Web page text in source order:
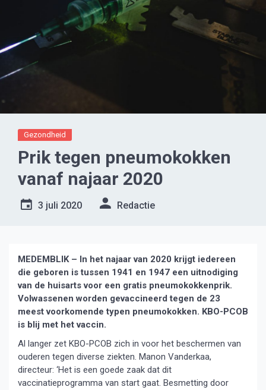
Gezondheid
Prik tegen pneumokokken
vanaf najaar 2020
3 juli 2020 Redactie
MEDEMBLIK – In het najaar van 2020 krijgt iedereen
die geboren is tussen 1941 en 1947 een uitnodiging
van de huisarts voor een gratis pneumokokkenprik.
Volwassenen worden gevaccineerd tegen de 23
meest voorkomende typen pneumokokken. KBO-PCOB
is blij met het vaccin.
Al langer zet KBO-PCOB zich in voor het beschermen van
ouderen tegen diverse ziekten. Manon Vanderkaa,
directeur: ‘Het is een goede zaak dat dit
vaccinatieprogramma van start gaat. Besmetting door